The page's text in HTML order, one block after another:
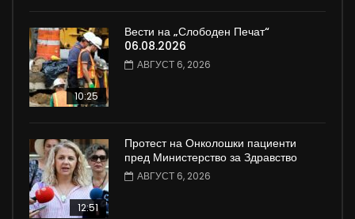
10:25
Вести на „Слободен Печат“
06.08.2026
АВГУСТ 6, 2026
12:51
Протест на Онколошки пациенти
пред Министерство за Здравство
АВГУСТ 6, 2026